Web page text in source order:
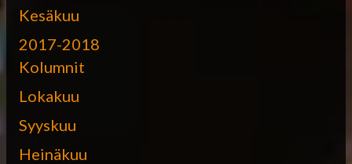
Kesäkuu
2017-2018
Kolumnit
Lokakuu
Syyskuu
Heinäkuu